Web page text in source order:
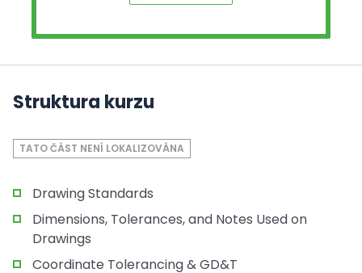
Struktura kurzu
TATO ČÁST NENÍ LOKALIZOVÁNA
Drawing Standards
Dimensions, Tolerances, and Notes Used on
Drawings
Coordinate Tolerancing & GD&T